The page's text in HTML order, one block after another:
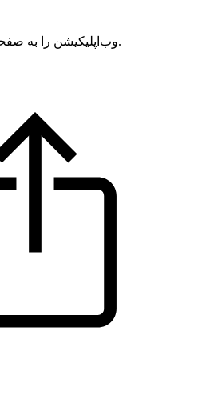
وب‌اپلیکیشن را به صفحه اصلی گوشی‌تان اضافه کنید.